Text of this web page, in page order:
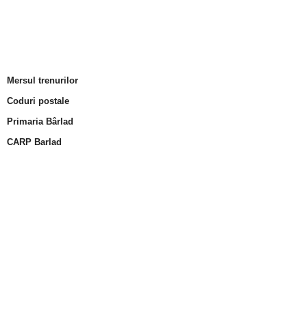
Mersul trenurilor
Coduri postale
Primaria Bârlad
CARP Barlad